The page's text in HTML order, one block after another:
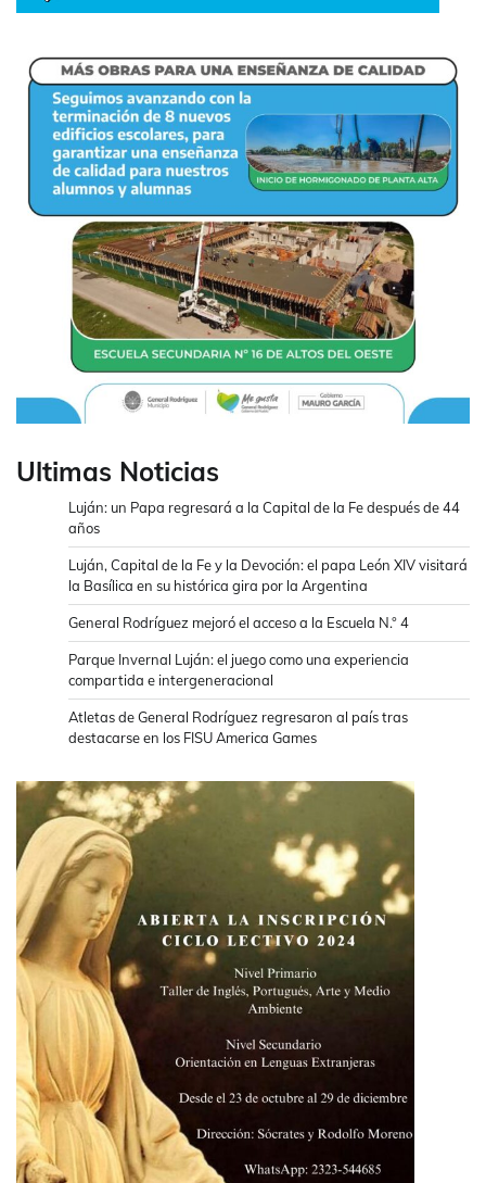
Ultimas Noticias
Luján: un Papa regresará a la Capital de la Fe después de 44
años
Luján, Capital de la Fe y la Devoción: el papa León XIV visitará
la Basílica en su histórica gira por la Argentina
General Rodríguez mejoró el acceso a la Escuela N.° 4
Parque Invernal Luján: el juego como una experiencia
compartida e intergeneracional
Atletas de General Rodríguez regresaron al país tras
destacarse en los FISU America Games